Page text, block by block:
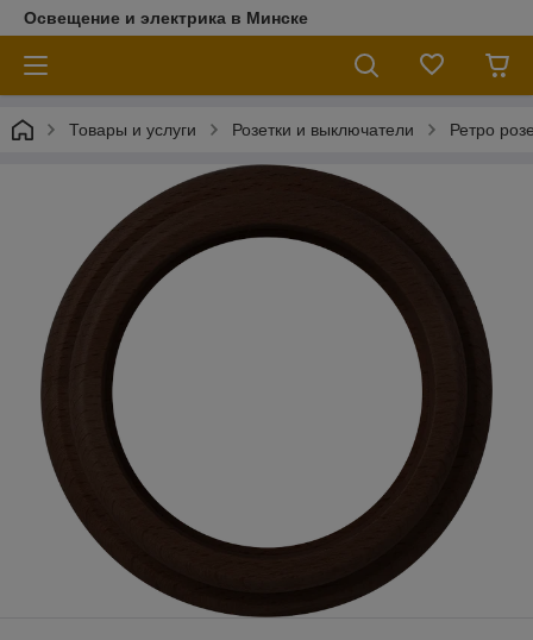
Освещение и электрика в Минске
Товары и услуги Розетки и выключатели Ретро